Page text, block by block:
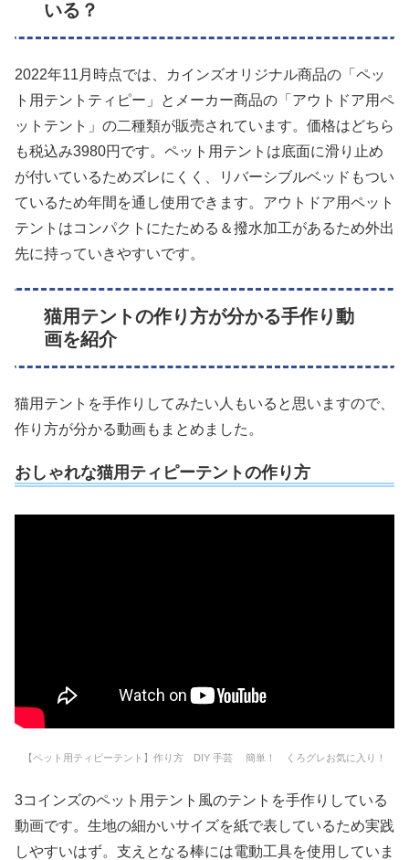
いる？
2022年11月時点では、カインズオリジナル商品の「ペッ
ト用テントティピー」とメーカー商品の「アウトドア用ペ
ットテント」の二種類が販売されています。価格はどちら
も税込み3980円です。ペット用テントは底面に滑り止め
が付いているためズレにくく、リバーシブルベッドもつい
ているため年間を通し使用できます。アウトドア用ペット
テントはコンパクトにたためる＆撥水加工があるため外出
先に持っていきやすいです。
猫用テントの作り方が分かる手作り動
画を紹介
猫用テントを手作りしてみたい人もいると思いますので、
作り方が分かる動画もまとめました。
おしゃれな猫用ティピーテントの作り方
【ペット用ティピーテント】作り方 DIY 手芸 簡単！ くろグレお気に入り！
3コインズのペット用テント風のテントを手作りしている
動画です。生地の細かいサイズを紙で表しているため実践
しやすいはず。支えとなる棒には電動工具を使用していま